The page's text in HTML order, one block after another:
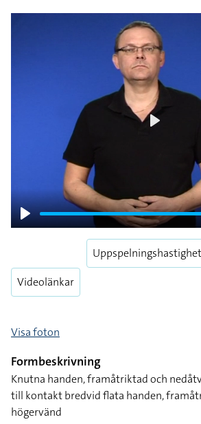
Play
Videolänkar
Uppspelningshastighet
Visa foton
Formbeskrivning
Knutna handen, framåtriktad och
till kontakt bredvid flata handen,
högervänd